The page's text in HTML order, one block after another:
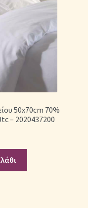
50x70cm 70%
– 2020437200